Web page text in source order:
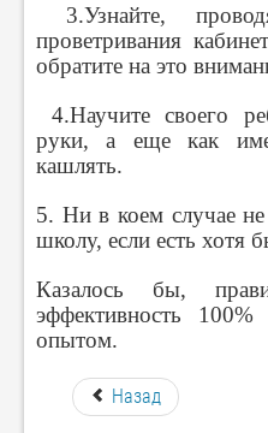
3.Узнайте,
проветривания
обратите на это
4.Научите своего
руки, а еще как
кашлять.
5. Ни в коем случае не
школу, если есть хотя
Казалось бы,
эффективность 100%
опытом.
Назад